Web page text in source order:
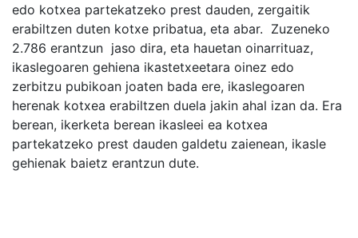
edo kotxea partekatzeko prest dauden, zergaitik
erabiltzen duten kotxe pribatua, eta abar. Zuzeneko
2.786 erantzun jaso dira, eta hauetan oinarrituaz,
ikaslegoaren gehiena ikastetxeetara oinez edo
zerbitzu pubikoan joaten bada ere, ikaslegoaren
herenak kotxea erabiltzen duela jakin ahal izan da. Era
berean, ikerketa berean ikasleei ea kotxea
partekatzeko prest dauden galdetu zaienean, ikasle
gehienak baietz erantzun dute.